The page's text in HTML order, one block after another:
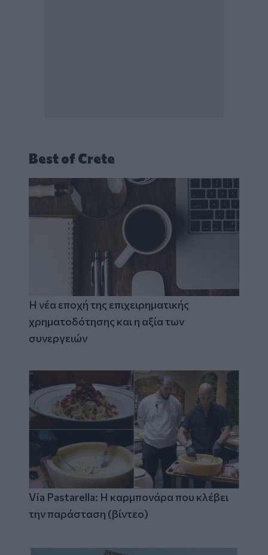
Best of Crete
Η νέα εποχή της επιχειρηματικής
χρηματοδότησης και η αξία των
συνεργειών
Via Pastarella: Η καρμπονάρα που κλέβει
την παράσταση (βίντεο)